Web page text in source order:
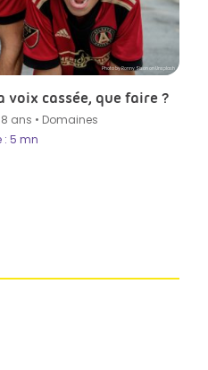
Photo by Ronny Sison on Unsplash
cassée, que faire ?
ans • Domaines
: 5 mn